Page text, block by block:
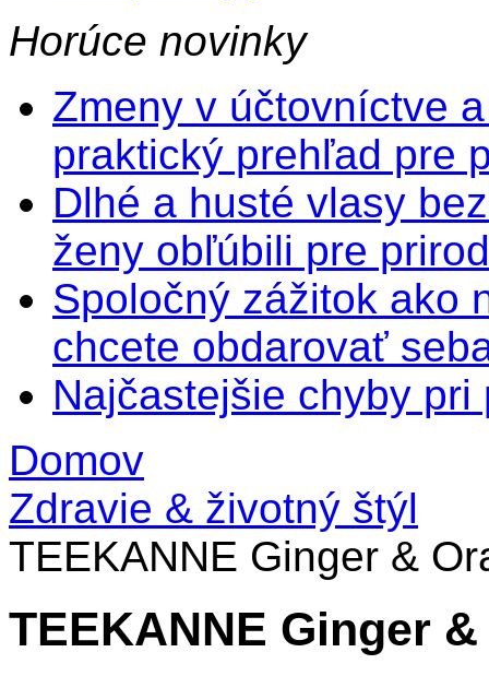
Horúce novinky
Zmeny v účtovníctve
praktický prehľad pre
Dlhé a husté vlasy
ženy obľúbili pre
Spoločný zážitok ako
chcete obdarovať
Najčastejšie chyby
Domov
Zdravie & životný štýl
TEEKANNE Ginger &
TEEKANNE Ginger